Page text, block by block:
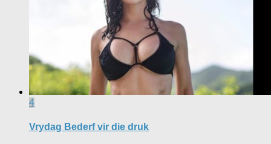
4
Vrydag Bederf vir die druk